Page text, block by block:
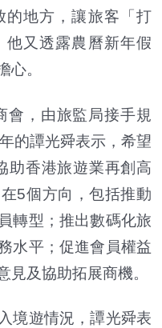
的地方，讓旅客「打
又透露農曆新年假
心。
，由旅監局接手規
的譚光舜表示，希望
助香港旅遊業再創高
5個方向，包括推動
轉型；推出數碼化旅
水平；促進會員權益
見及協助拓展商機。
境遊情況，譚光舜表